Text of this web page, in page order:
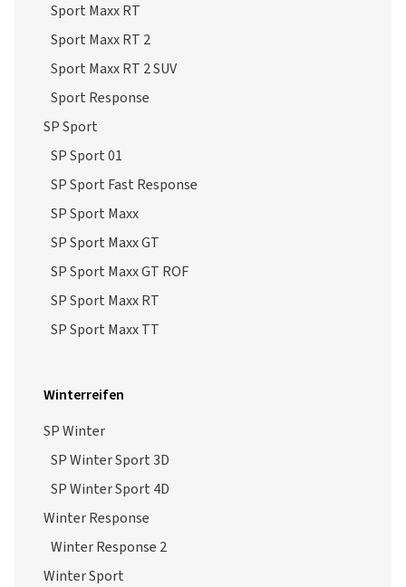
Sport Maxx RT
Sport Maxx RT 2
Sport Maxx RT 2 SUV
Sport Response
SP Sport
SP Sport 01
SP Sport Fast Response
SP Sport Maxx
SP Sport Maxx GT
SP Sport Maxx GT ROF
SP Sport Maxx RT
SP Sport Maxx TT
Winterreifen
SP Winter
SP Winter Sport 3D
SP Winter Sport 4D
Winter Response
Winter Response 2
Winter Sport